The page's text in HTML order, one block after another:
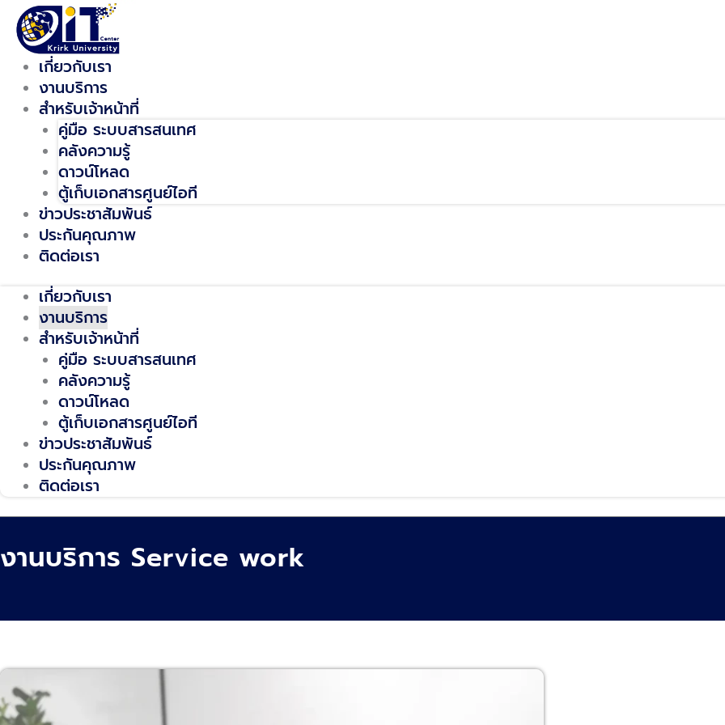
Skip
content
เกี่ยวกับเรา
งานบริการ
สำหรับเจ้าหน้าที่
คู่มือ ระบบสารสนเทศ
คลังความรู้
ดาวน์โหลด
ตู้เก็บเอกสารศูนย์ไอที
ข่าวประชาสัมพันธ์
ประกันคุณภาพ
ติดต่อเรา
เกี่ยวกับเรา
งานบริการ
สำหรับเจ้าหน้าที่
คู่มือ ระบบสารสนเทศ
คลังความรู้
ดาวน์โหลด
ตู้เก็บเอกสารศูนย์ไอที
ข่าวประชาสัมพันธ์
ประกันคุณภาพ
ติดต่อเรา
งานบริการ Service work